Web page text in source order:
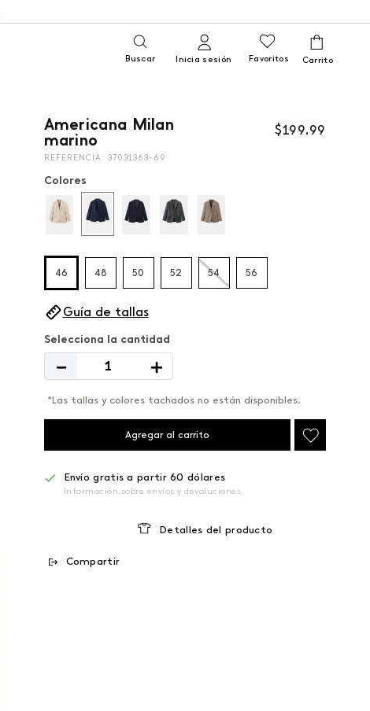
Buscar Inicia sesión Favoritos
Americana Milan
marino
$199,99
REFERENCIA : 37031363-69
Colores
46 48 50 52 54 56
Guía de tallas
＋
－
*Las tallas y colores tachados no están disponibles.
Agregar al carrito
Envío gratis a partir 60 dólares
Información sobre envíos y devoluciones
Detalles del producto
Compartir